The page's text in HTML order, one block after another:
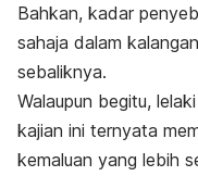
Bahkan, kadar
sahaja dalam
sebaliknya.
Walaupun begitu,
kajian ini ternyata
kemaluan yang lebih